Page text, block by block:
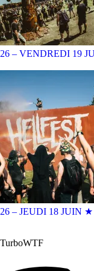
– VENDREDI 19
– JEUDI 18 JUIN